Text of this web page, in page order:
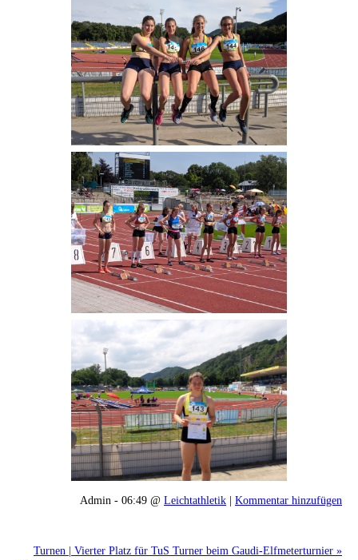
Admin - 06:49 @ Leichtathletik | Kommentar hinzufügen
Turnen | Vierter Platz für TuS Turner beim Gaudi-Elfmeterturnier »